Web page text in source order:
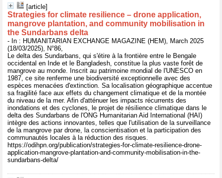
[article]
Strategies for climate resilience – drone application,
mangrove plantation, and community mobilisation in
the Sundarbans delta
- In : HUMANITARIAN EXCHANGE MAGAZINE (HEM), March 2025
(18/03/2025), N°86,
Le delta des Sundarbans, qui s'étire à la frontière entre le Bengale
occidental en Inde et le Bangladesh, constitue la plus vaste forêt de
mangrove au monde. Inscrit au patrimoine mondial de l'UNESCO en
1987, ce site renferme une biodiversité exceptionnelle avec des
espèces menacées d'extinction. Sa localisation géographique accentue
sa fragilité face aux effets du changement climatique et de la montée
du niveau de la mer. Afin d'atténuer les impacts récurrents des
inondations et des cyclones, le projet de résilience climatique dans le
delta des Sundarbans de l'ONG Humanitarian Aid International (HAI)
intègre des actions innovantes, telles que l'utilisation de la surveillance
de la mangrove par drone, la conscientisation et la participation des
communautés locales à la réduction des risques.
https://odihpn.org/publication/strategies-for-climate-resilience-drone-
application-mangrove-plantation-and-community-mobilisation-in-the-
sundarbans-delta/